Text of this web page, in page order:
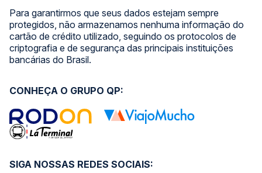
Para garantirmos que seus dados estejam sempre
protegidos, não armazenamos nenhuma informação do
cartão de crédito utilizado, seguindo os protocolos de
criptografia e de segurança das principais instituições
bancárias do Brasil.
SIGA NOSSAS REDES SOCIAIS:
CONHEÇA O GRUPO QP: